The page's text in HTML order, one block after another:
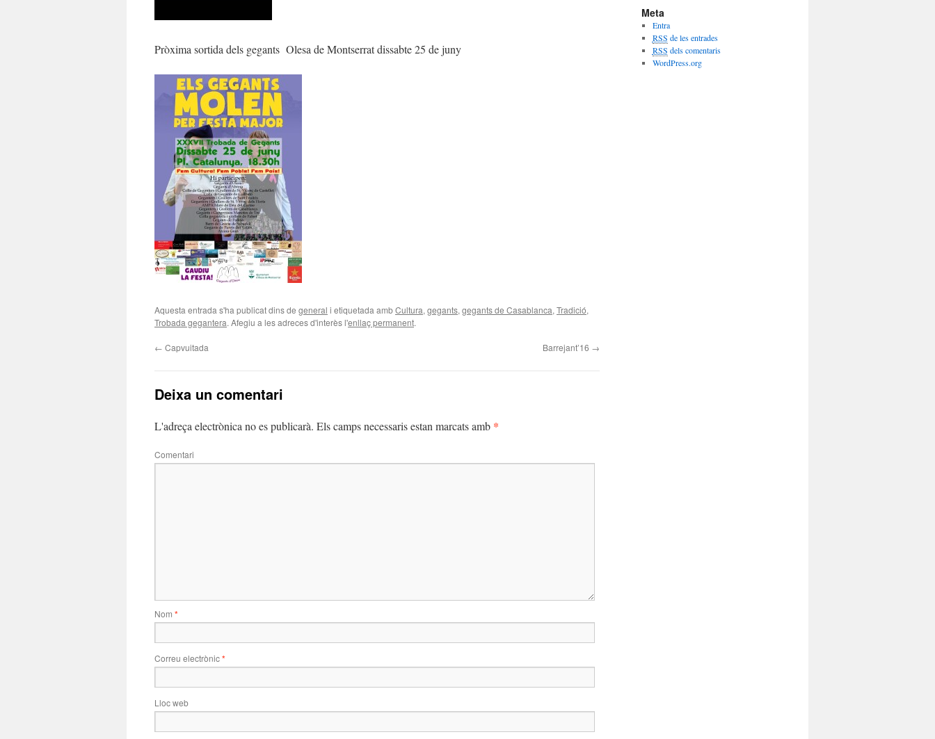
Pròxima sortida dels gegants Olesa de Montserrat dissabte 25 de juny
Aquesta entrada s'ha publicat dins de general i etiquetada ambCultura, gegants, gegants de Casablanca, Tradició,
Trobada gegantera. Afegiu a les adreces d'interès l'enllaç permanent.
← Capvuitada Barrejant’16 →
Deixa un comentari
L'adreça electrònica no es publicarà. Els camps necessaris estan marcats amb *
Comentari
Nom *
Correu electrònic*
Lloc web
Meta
Entra
RSS de les entrades
RSS dels comentaris
WordPress.org